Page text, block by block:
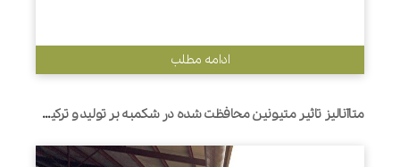
ادامه مطلب
متاآنالیز تاثیر متیونین محافظت شده در شکمبه بر تولید و ترکیب شیر گاوهای شیری